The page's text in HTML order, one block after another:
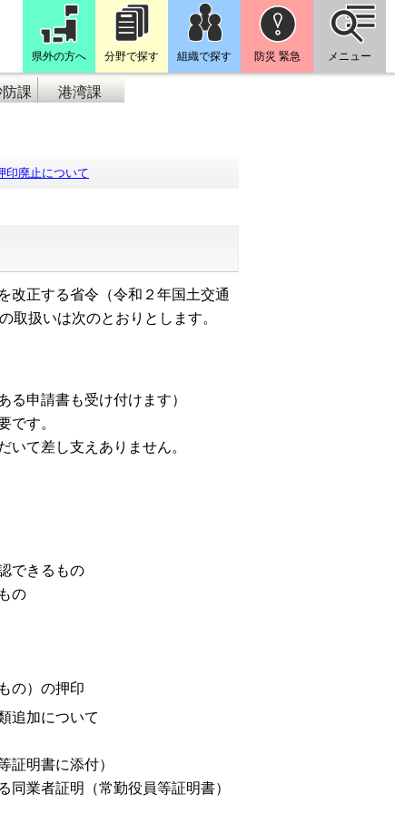
県外の方へ 分野で探す 組織で探す 防災 緊急 メニュー
課 港湾課
印廃止について
改正する省令（令和２年国土交通
取扱いは次のとおりとします。
申請書も受け付けます）
す。
て差し支えありません。
きるもの
の
）の押印
追加について
明書に添付）
業者証明（常勤役員等証明書）